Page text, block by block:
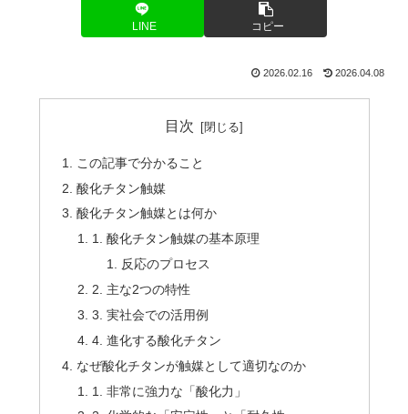
LINE コピー
2026.02.16 2026.04.08
目次
この記事で分かること
酸化チタン触媒
酸化チタン触媒とは何か
1. 酸化チタン触媒の基本原理
反応のプロセス
2. 主な2つの特性
3. 実社会での活用例
4. 進化する酸化チタン
なぜ酸化チタンが触媒として適切なのか
1. 非常に強力な「酸化力」